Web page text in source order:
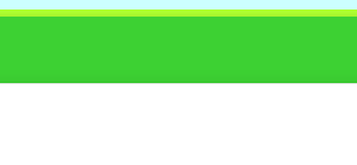
Dit spel werkt helaas niet meer